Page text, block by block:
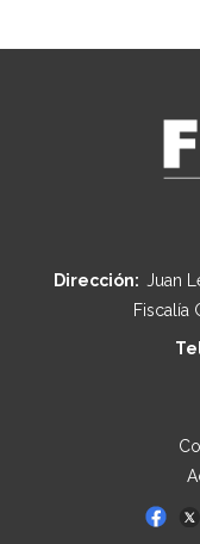
Dirección: Juan
Fiscalía